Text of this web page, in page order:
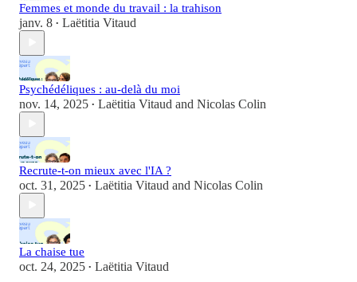
Femmes et monde du travail : la trahison
janv. 8 • Laëtitia Vitaud
Psychédéliques : au-delà du moi
nov. 14, 2025 • Laëtitia Vitaud and Nicolas Colin
Recrute-t-on mieux avec l'IA ?
oct. 31, 2025 • Laëtitia Vitaud and Nicolas Colin
La chaise tue
oct. 24, 2025 • Laëtitia Vitaud